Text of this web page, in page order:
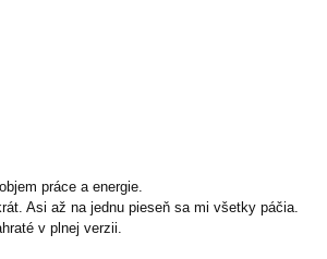
práce a energie.
Asi až na jednu pieseň sa mi všetky páčia.
v plnej verzii.